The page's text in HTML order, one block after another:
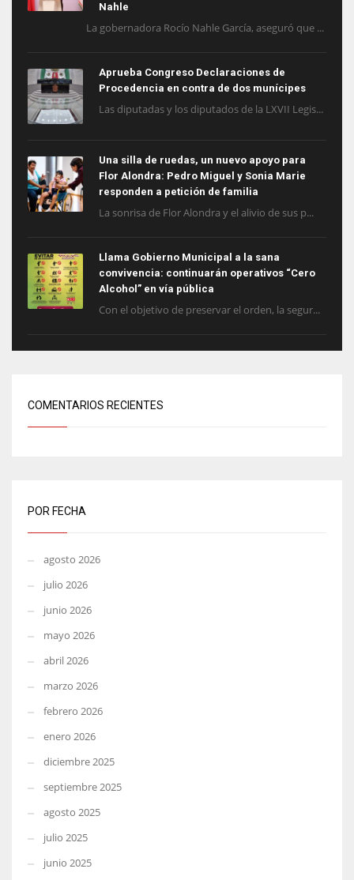
Nahle
La gobernadora Rocío Nahle García, aseguró que ...
Aprueba Congreso Declaraciones de
Procedencia en contra de dos munícipes
Las diputadas y los diputados de la LXVII Legis...
Una silla de ruedas, un nuevo apoyo para
Flor Alondra: Pedro Miguel y Sonia Marie
responden a petición de familia
La sonrisa de Flor Alondra y el alivio de sus p...
Llama Gobierno Municipal a la sana
convivencia: continuarán operativos “Cero
Alcohol” en vía pública
Con el objetivo de preservar el orden, la segur...
COMENTARIOS RECIENTES
POR FECHA
agosto 2026
julio 2026
junio 2026
mayo 2026
abril 2026
marzo 2026
febrero 2026
enero 2026
diciembre 2025
septiembre 2025
agosto 2025
julio 2025
junio 2025